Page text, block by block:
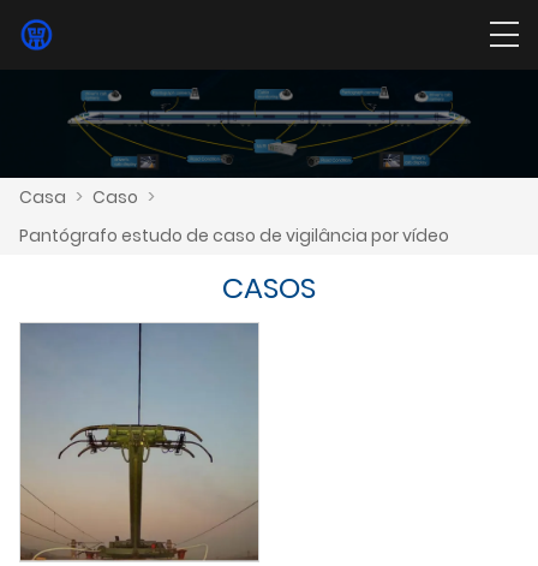
Casa > Caso >
Pantógrafo estudo de caso de vigilância por vídeo
CASOS